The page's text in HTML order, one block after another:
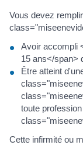
Vous devez
Avoir accompli
15 ans</span>
Être atteint
toute
Cette infirmité ou